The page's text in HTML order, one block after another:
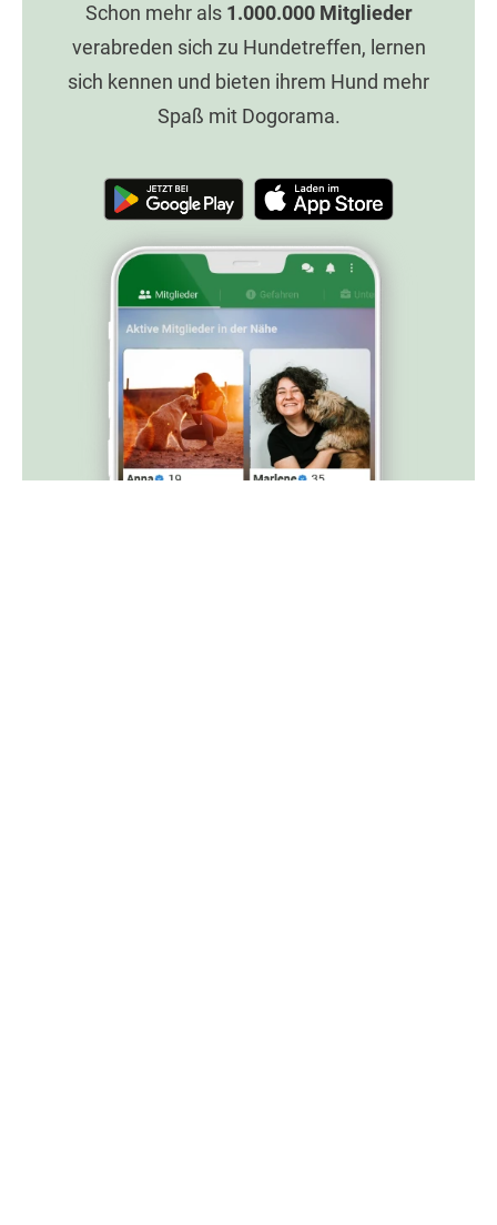
Schon mehr als 1.000.000Mitglieder
verabreden sich zu Hundetreffen, lernen
sich kennen und bieten ihrem Hund mehr
Spaß mit Dogorama.